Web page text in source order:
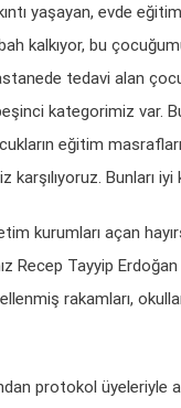
yaşayan, evde
kalkıyor, bu
tedavi alan
kategorimiz var.
eğitim
karşılıyoruz. Bunları
kurumları açan
Recep Tayyip
rakamları,
protokol üyeleriyle